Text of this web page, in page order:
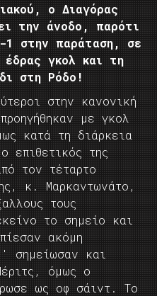
ο Διαγόρας
την άνοδο, παρότι
1 στην παράταση, σε
γκολ και τη
στη Ρόδο!
στην κανονική
με γκολ
κατά τη διάρκεια
επιθετικός της
τον τέταρτο
κ. Μαρκαντωνάτο,
τους
το σημείο και
ακόμη
σημείωσαν και
όμως ο
ως οφ σάιντ. Το